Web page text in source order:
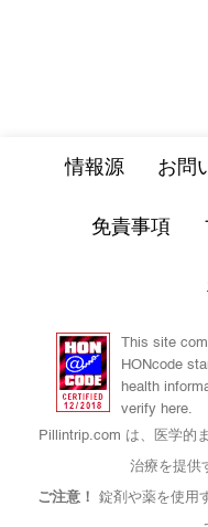
情報源 お問
免責事項
This site
HONcode
health
verify here.
Pillintrip.com は、医学的
治療を提供
ご注意！ 錠剤や薬を使用